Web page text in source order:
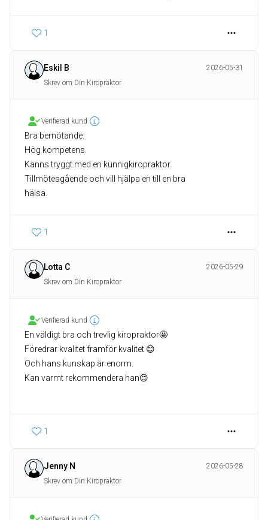
1
Eskil B
2026-05-31
Skrev om Din Kiropraktor
Verifierad kund
Bra bemötande.
Hög kompetens.
Känns tryggt med en kunnigkiropraktor.
Tillmötesgående och vill hjälpa en till en bra
hälsa.
1
Lotta C
2026-05-29
Skrev om Din Kiropraktor
Verifierad kund
En väldigt bra och trevlig kiropraktor🤩
Föredrar kvalitet framför kvalitet 😊
Och hans kunskap är enorm.
Kan varmt rekommendera han😊
1
Jenny N
2026-05-28
Skrev om Din Kiropraktor